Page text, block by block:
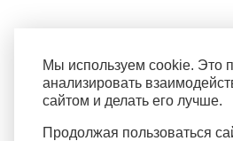
Мы используем cookie. Это
анализировать
сайтом и делать его лучше.
Продолжая пользоваться